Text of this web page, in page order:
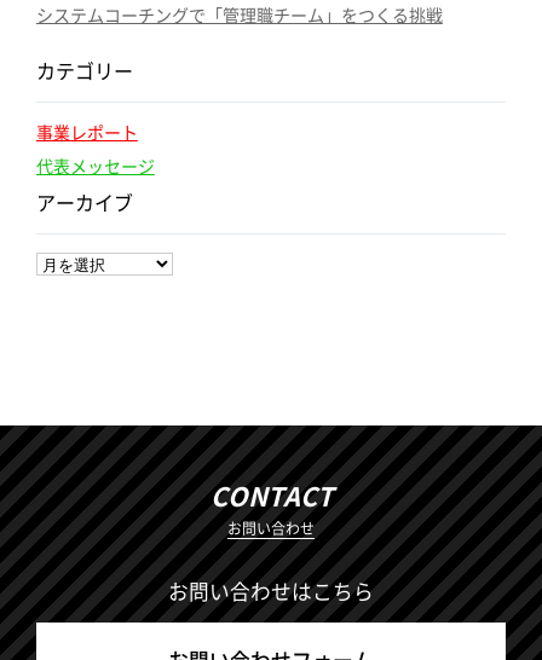
システムコーチングで「管理職チーム」をつくる挑戦
カテゴリー
事業レポート
代表メッセージ
アーカイブ
CONTACT
お問い合わせ
お問い合わせはこちら